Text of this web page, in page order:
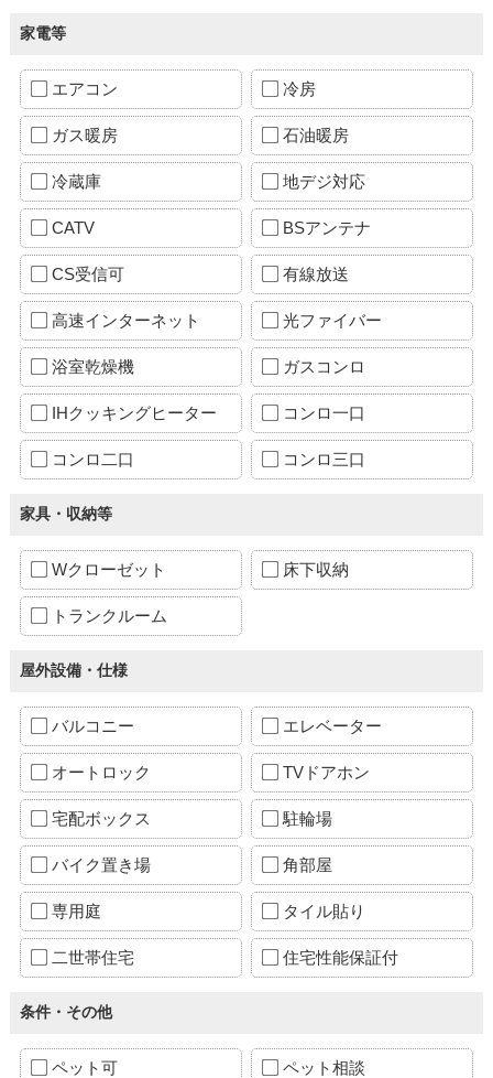
家電等
エアコン 冷房
ガス暖房 石油暖房
冷蔵庫 地デジ対応
CATV BSアンテナ
CS受信可 有線放送
高速インターネット 光ファイバー
浴室乾燥機 ガスコンロ
IHクッキングヒーター コンロ一口
コンロ二口 コンロ三口
家具・収納等
Wクローゼット 床下収納
トランクルーム
屋外設備・仕様
バルコニー エレベーター
オートロック TVドアホン
宅配ボックス 駐輪場
バイク置き場 角部屋
専用庭 タイル貼り
二世帯住宅 住宅性能保証付
条件・その他
ペット可 ペット相談